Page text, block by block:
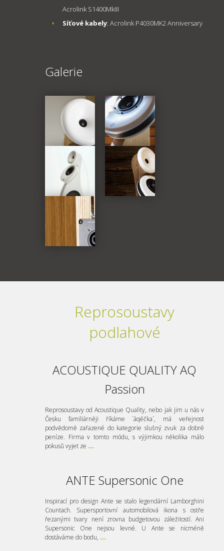
Acrolink S1400MkIII
Síťové kabely: Acrolink P4030MK2 Anniversary
Galerie
Reprosoustavy
podlahové
ACOUSTIQUE QUALITY AQ
Passion
Reprosoustavy od Acoustique Quality, nebo jak jim u nás v
Česku familiárněji říkáme ´áqéčka´, má veřejnost
podvědomě zařazené do kategorie slušný zvuk za dobré
peníze. Firma v tomto módu, s výjimkou několika málo
pokusů vyjet ze ...
ANTE Supersonic One
Inspirací pro design Ante se stalo legendární Lamborghini
Countach. Supersportovní automobilová ikona s ostře
řezanými tvary není zrovna budgetovou záležitostí. Ani
Supersonic One nejsou levné. U Ante se nicméně
dostáváme do bodu, ...